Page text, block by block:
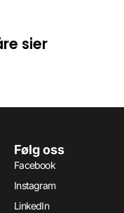
sier
Følg oss
Facebook
Instagram
LinkedIn